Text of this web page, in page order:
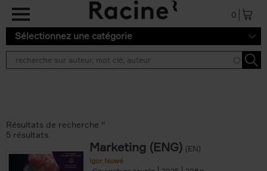
Aller au contenu principal
0
Sélectionnez une catégorie
Résultats de recherche ''
5 résultats
Marketing (ENG) (EN)
Igor Nowé